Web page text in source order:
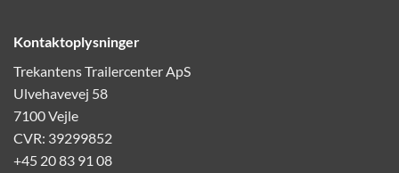
Kontaktoplysninger
Trekantens Trailercenter ApS
Ulvehavevej 58
7100 Vejle
CVR: 39299852
+45 20 83 91 08